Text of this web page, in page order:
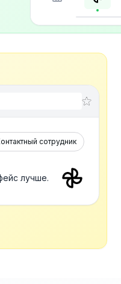
сотрудник
лучше.